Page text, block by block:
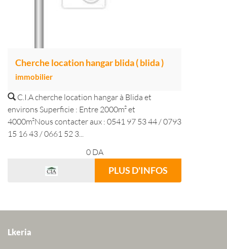
Cherche location hangar blida ( blida )
immobilier
C.I.A cherche location hangar à Blida et
environs Superficie : Entre 2000m² et
4000m²Nous contacter aux : 0541 97 53 44 / 0793
15 16 43 / 0661 52 3...
0 DA
PLUS D'INFOS
Lkeria